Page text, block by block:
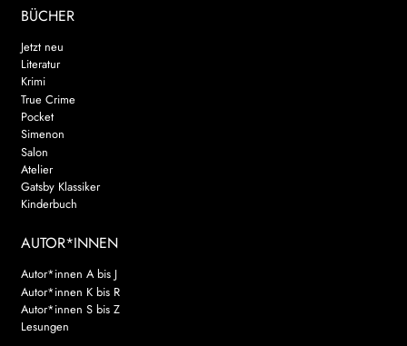
BÜCHER
Jetzt neu
Literatur
Krimi
True Crime
Pocket
Simenon
Salon
Atelier
Gatsby Klassiker
Kinderbuch
AUTOR*INNEN
Autor*innen A bis J
Autor*innen K bis R
Autor*innen S bis Z
Lesungen